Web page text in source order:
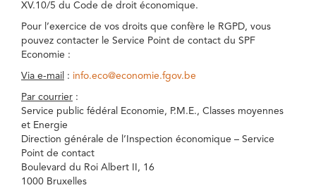
XV.10/5 du Code de droit économique.
Pour l’exercice de vos droits que confère le RGPD, vous
pouvez contacter le Service Point de contact du SPF
Economie :
Via e-mail : info.eco@economie.fgov.be
Par courrier :
Service public fédéral Economie, P.M.E., Classes moyennes
et Energie
Direction générale de l’Inspection économique – Service
Point de contact
Boulevard du Roi Albert II, 16
1000 Bruxelles